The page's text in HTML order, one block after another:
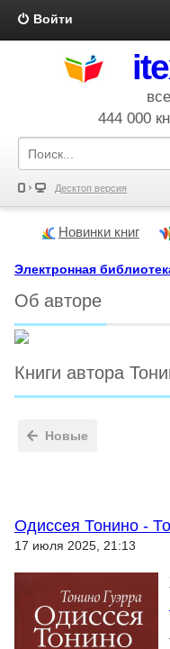
Войти
444 000
Десктоп версия
Новинки книг
Электронная
Об авторе
Книги автора
Новые
Одиссея Тонино -
17 июля 2025, 21:13